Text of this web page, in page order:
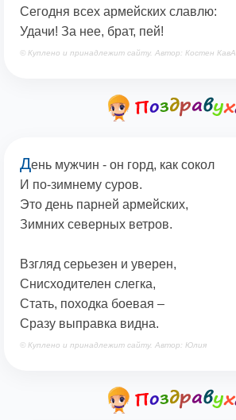
Сегодня всех армейских славлю:
Удачи! За нее, брат, пей!
© Куплено и принадлежит сайту. Автор: Костен КавА
День мужчин - он горд, как сокол
И по-зимнему суров.
Это день парней армейских,
Зимних северных ветров.
Взгляд серьезен и уверен,
Снисходителен слегка,
Стать, походка боевая –
Сразу выправка видна.
© Куплено и принадлежит сайту. Автор: Юлия